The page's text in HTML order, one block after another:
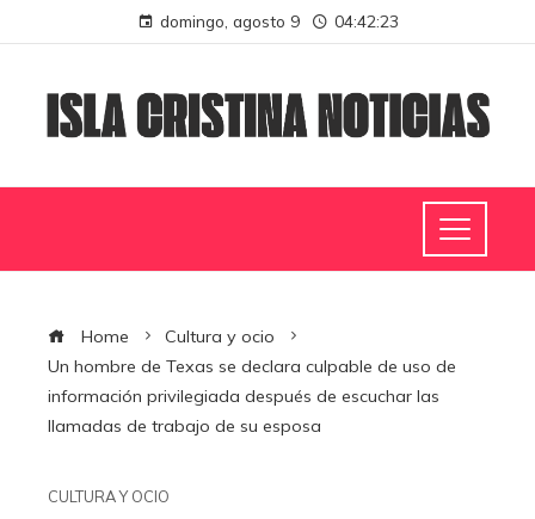
domingo, agosto 9 04:42:24
Home
Cultura y ocio
Un hombre de Texas se declara culpable de uso de
información privilegiada después de escuchar las
llamadas de trabajo de su esposa
CULTURA Y OCIO